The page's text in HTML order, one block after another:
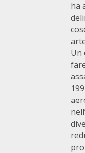
ha
Un